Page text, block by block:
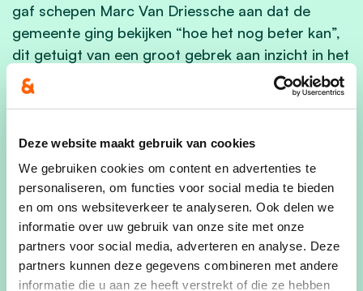
Deze website maakt gebruik van cookies
We gebruiken cookies om content en advertenties te
personaliseren, om functies voor social media te bieden
en om ons websiteverkeer te analyseren. Ook delen we
informatie over uw gebruik van onze site met onze
partners voor social media, adverteren en analyse. Deze
partners kunnen deze gegevens combineren met andere
informatie die u aan ze heeft verstrekt of die ze hebben
gaf schepen Marc Van Driessche aan dat de
gemeente ging bekijken “hoe het nog beter kan”,
dit getuigt van een groot gebrek aan inzicht in het
eigen functioneren …
“Het is hallucinant te noemen dat een schepen
een auditrapport waarbij zoveel tekortkomingen
naar boven komen. We stellen ons dan ook
ernstig vragen of deze meerderheid over
voldoende capaciteit beschikt om onze gemeente
te kunnen besturen“ besluit gemeenteraadslid
Yves Poppe